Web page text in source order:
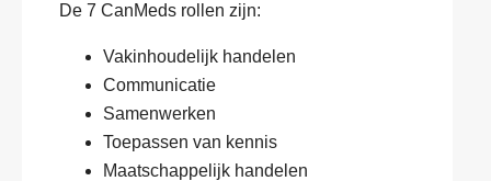
De 7 CanMeds rollen zijn:
Vakinhoudelijk handelen
Communicatie
Samenwerken
Toepassen van kennis
Maatschappelijk handelen